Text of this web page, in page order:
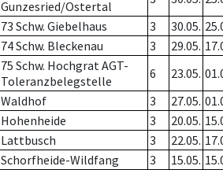
Gunzesried/Ostertal
73 Schw. Giebelhaus 3 30.05.
74 Schw. Bleckenau 3 29.05.
75 Schw. Hochgrat AGT-
Toleranzbelegstelle
6 23.05.
Waldhof 3 27.05.
Hohenheide 3 20.05.
Lattbusch 3 22.05.
Schorfheide-Wildfang 3 15.05.